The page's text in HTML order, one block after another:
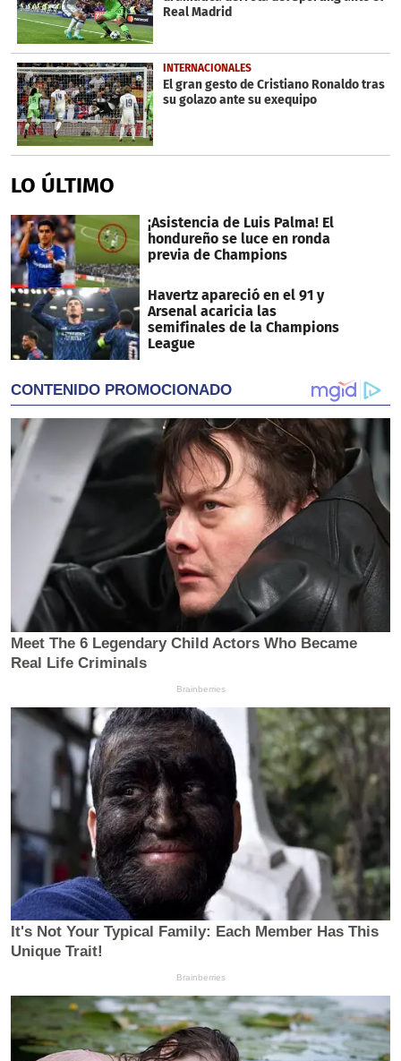
Real Madrid
INTERNACIONALES
El gran gesto de Cristiano Ronaldo tras
su golazo ante su exequipo
LO ÚLTIMO
¡Asistencia de Luis Palma! El
hondureño se luce en ronda
previa de Champions
Havertz apareció en el 91 y
Arsenal acaricia las
semifinales de la Champions
League